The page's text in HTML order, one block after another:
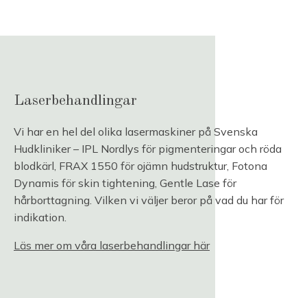
Laserbehandlingar
Vi har en hel del olika lasermaskiner på Svenska
Hudkliniker – IPL Nordlys för pigmenteringar och röda
blodkärl, FRAX 1550 för ojämn hudstruktur, Fotona
Dynamis för skin tightening, Gentle Lase för
hårborttagning. Vilken vi väljer beror på vad du har för
indikation.
Läs mer om våra laserbehandlingar här